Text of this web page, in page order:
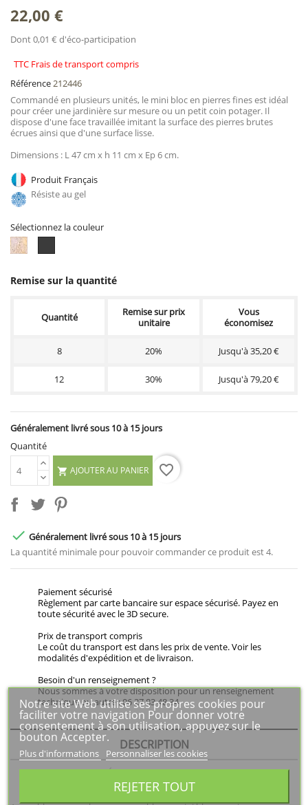
22,00 €
Dont 0,01 € d'éco-participation
TTC Frais de transport compris
Référence212446
Commandé en plusieurs unités, le mini bloc en pierres fines est idéal
pour créer une jardinière sur mesure ou un petit coin potager. Il
dispose d'une face travaillée imitant la surface des pierres brutes
écrues ainsi que d'une surface lisse.
Dimensions : L 47 cm x h 11 cm x Ep 6 cm.
Produit Français
Résiste au gel
Sélectionnez la couleur
Ton
pierre anthracite
Remise sur la quantité
Quantité
Remise sur prix
unitaire
Vous
économisez
8 20% Jusqu'à 35,20 €
12 30% Jusqu'à 79,20 €
Généralement livré sous 10 à 15 jours
Quantité
 AJOUTER AU PANIER favorite_border
 Généralement livré sous 10 à 15 jours
La quantité minimale pour pouvoir commander ce produit est 4.
Paiement sécurisé
Règlement par carte bancaire sur espace sécurisé. Payez en
toute sécurité avec le 3D secure.
Prix de transport compris
Le coût du transport est dans les prix de vente. Voir les
modalités d'expédition et de livraison.
Besoin d'un renseignement ?
Nous sommes à votre disposition pour un renseignement
technique ou autre : 06 27 83 48 34
DESCRIPTION
Notre site Web utilise ses propres cookies pour
faciliter votre navigation Pour donner votre
consentement à son utilisation, appuyez sur le
bouton Accepter.
Plus d'informations Personnaliser les cookies
REJETER TOUT